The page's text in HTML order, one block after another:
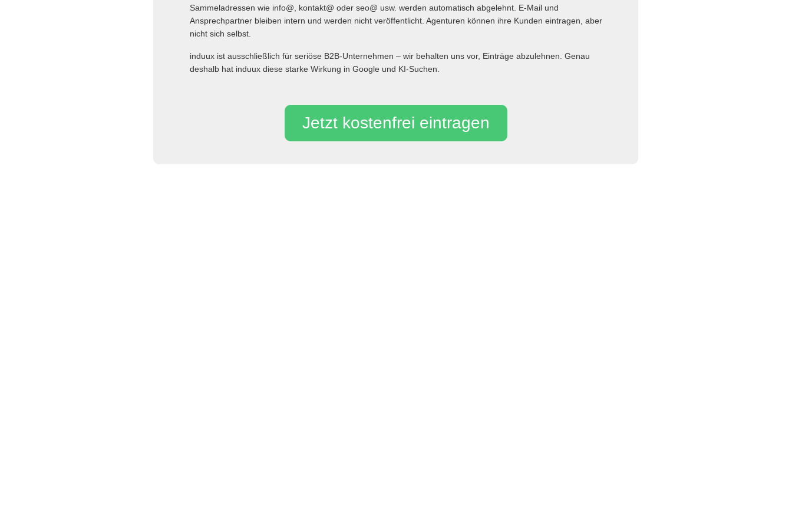
Jetzt kostenfrei eintragen
Sammeladressen wie info@, kontakt@ oder seo@ usw. werden automatisch abgelehnt. E-Mail und
Ansprechpartner bleiben intern und werden nicht veröffentlicht. Agenturen können ihre Kunden eintragen, aber
nicht sich selbst.
induux ist ausschließlich für seriöse B2B-Unternehmen – wir behalten uns vor, Einträge abzulehnen. Genau
deshalb hat induux diese starke Wirkung in Google und KI-Suchen.